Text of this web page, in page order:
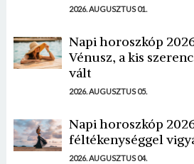
2026. AUGUSZTUS 01.
Napi horoszkóp
Vénusz, a kis
vált
2026. AUGUSZTUS 05.
Napi horoszkóp
féltékenységgel
2026. AUGUSZTUS 04.